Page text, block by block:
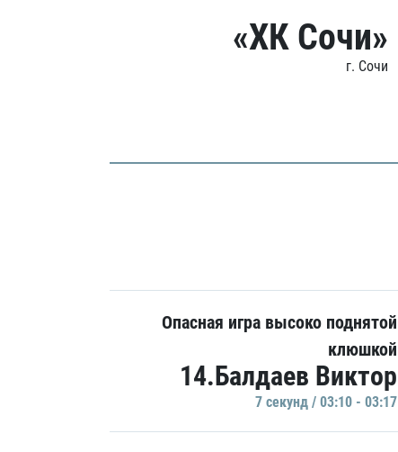
«ХК Сочи»
г. Сочи
Опасная игра высоко поднятой
клюшкой
14.Балдаев Виктор
7 секунд / 03:10 - 03:17